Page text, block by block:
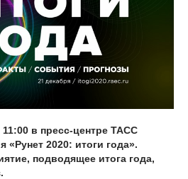
11:00 в пресс-центре ТАСС
«Рунет 2020: итоги года».
подводящее итога года,